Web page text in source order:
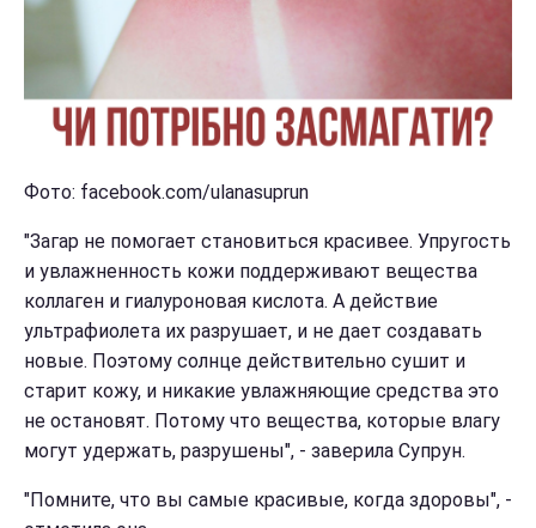
Фото: facebook.com/ulanasuprun
"Загар не помогает становиться красивее. Упругость
и увлажненность кожи поддерживают вещества
коллаген и гиалуроновая кислота. А действие
ультрафиолета их разрушает, и не дает создавать
новые. Поэтому солнце действительно сушит и
старит кожу, и никакие увлажняющие средства это
не остановят. Потому что вещества, которые влагу
могут удержать, разрушены", - заверила Супрун.
"Помните, что вы самые красивые, когда здоровы", -